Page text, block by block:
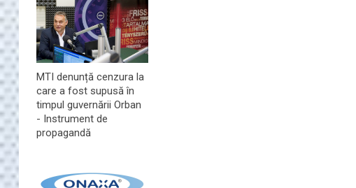
MTI denunță cenzura la
care a fost supusă în
timpul guvernării Orban
- Instrument de
propagandă